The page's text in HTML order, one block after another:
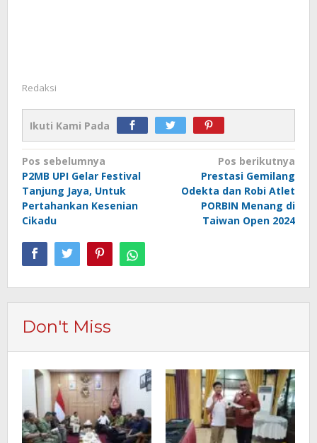
Redaksi
Ikuti Kami Pada
Navigasi
pos
Pos sebelumnya
P2MB UPI Gelar Festival
Tanjung Jaya, Untuk
Pertahankan Kesenian
Cikadu
Pos berikutnya
Prestasi Gemilang
Odekta dan Robi Atlet
PORBIN Menang di
Taiwan Open 2024
Don't Miss